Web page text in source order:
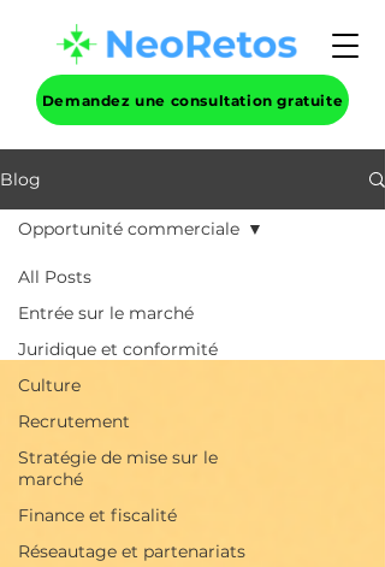
Demandez une consultation gratuite
Blog
All Posts
Entrée sur le marché
Juridique et conformité
Culture
Recrutement
Stratégie de mise sur le
marché
Finance et fiscalité
Réseautage et partenariats
Opportunité commerciale